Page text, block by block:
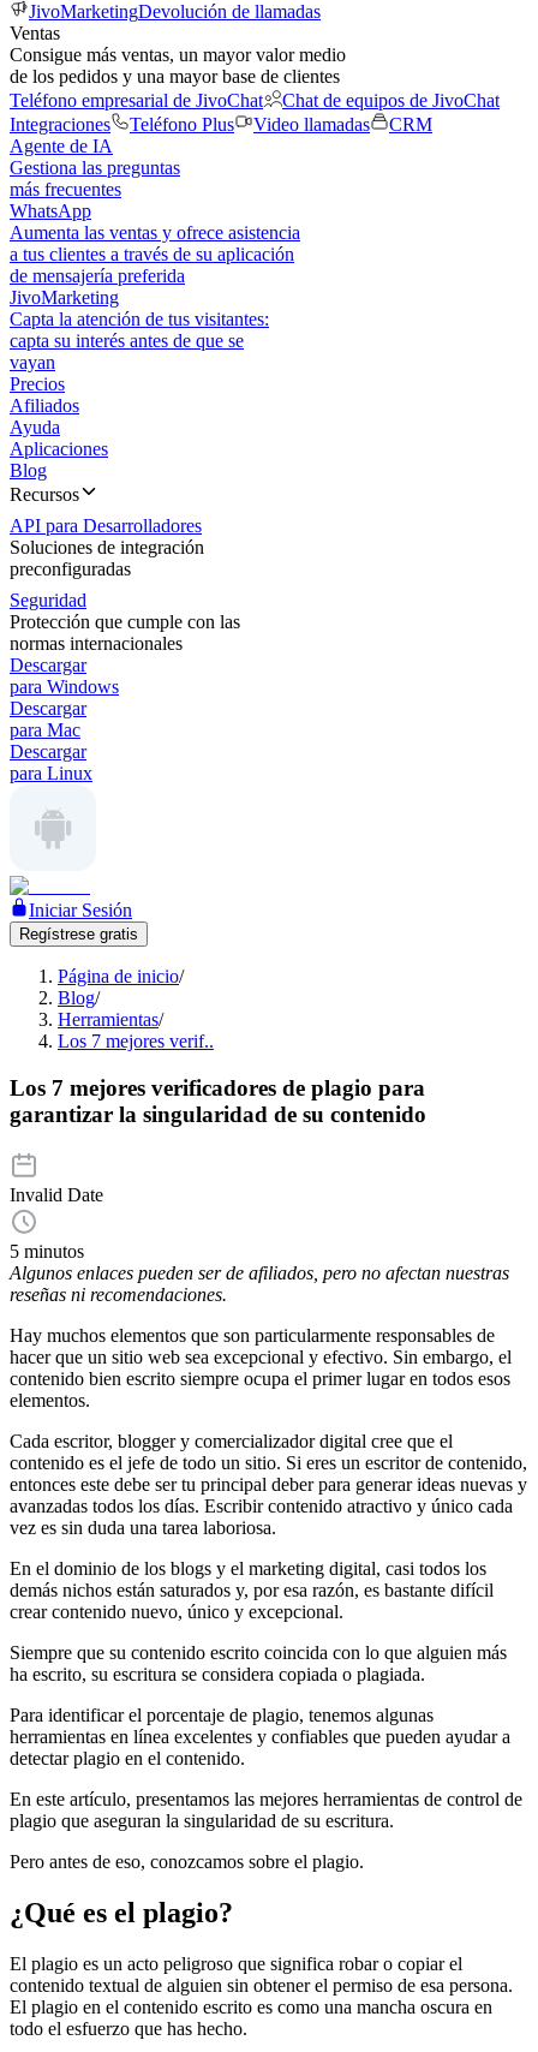
JivoMarketingDevolución de llamadas
Ventas
Consigue más ventas, un mayor valor medio
de los pedidos y una mayor base de clientes
Teléfono empresarial de JivoChat
Chat de equipos de JivoChat
Integraciones
Teléfono Plus Video llamadas
CRM
Agente de IA
Gestiona las preguntas
más frecuentes
WhatsApp
Aumenta las ventas y ofrece asistencia
a tus clientes a través de su aplicación
de mensajería preferida
JivoMarketing
Capta la atención de tus visitantes:
capta su interés antes de que se
vayan
Precios
Afiliados
Ayuda
Aplicaciones
Blog
Recursos
API para Desarrolladores
Soluciones de integración
preconfiguradas
Seguridad
Protección que cumple con las
normas internacionales
Descargar
para Windows
Descargar
para Mac
Descargar
para Linux
Iniciar Sesión
Regístrese gratis
Página de inicio/
Blog/
Herramientas/
Los 7 mejores verif..
Los 7 mejores verificadores de plagio para
garantizar la singularidad de su contenido
Invalid Date
5 minutos
Algunos enlaces pueden ser de afiliados, pero no afectan nuestras
reseñas ni recomendaciones.
Hay muchos elementos que son particularmente responsables de
hacer que un sitio web sea excepcional y efectivo. Sin embargo, el
contenido bien escrito siempre ocupa el primer lugar en todos esos
elementos.
Cada escritor, blogger y comercializador digital cree que el
contenido es el jefe de todo un sitio. Si eres un escritor de contenido,
entonces este debe ser tu principal deber para generar ideas nuevas y
avanzadas todos los días. Escribir contenido atractivo y único cada
vez es sin duda una tarea laboriosa.
En el dominio de los blogs y el marketing digital, casi todos los
demás nichos están saturados y, por esa razón, es bastante difícil
crear contenido nuevo, único y excepcional.
Siempre que su contenido escrito coincida con lo que alguien más
ha escrito, su escritura se considera copiada o plagiada.
Para identificar el porcentaje de plagio, tenemos algunas
herramientas en línea excelentes y confiables que pueden ayudar a
detectar plagio en el contenido.
En este artículo, presentamos las mejores herramientas de control de
plagio que aseguran la singularidad de su escritura.
Pero antes de eso, conozcamos sobre el plagio.
¿Qué es el plagio?
El plagio es un acto peligroso que significa robar o copiar el
contenido textual de alguien sin obtener el permiso de esa persona.
El plagio en el contenido escrito es como una mancha oscura en
todo el esfuerzo que has hecho.